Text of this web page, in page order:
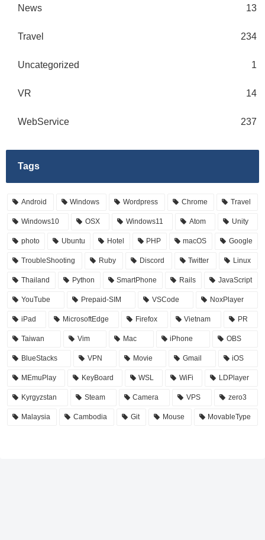
News 13
Travel 234
Uncategorized 1
VR 14
WebService 237
Tags
Android Windows Wordpress Chrome Travel
Windows10 OSX Windows11 Atom Unity
photo Ubuntu Hotel PHP macOS Google
TroubleShooting Ruby Discord Twitter Linux
Thailand Python SmartPhone Rails JavaScript
YouTube Prepaid-SIM VSCode NoxPlayer
iPad MicrosoftEdge Firefox Vietnam PR
Taiwan Vim Mac iPhone OBS
BlueStacks VPN Movie Gmail iOS
MEmuPlay KeyBoard WSL WiFi LDPlayer
Kyrgyzstan Steam Camera VPS zero3
Malaysia Cambodia Git Mouse MovableType